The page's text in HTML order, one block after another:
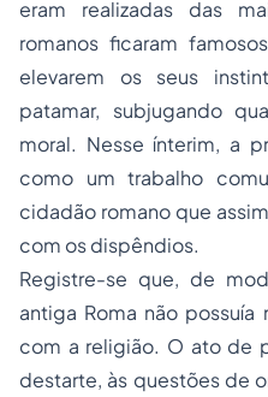
eram realizadas das
romanos ficaram
elevarem os seus
patamar, subjugando
moral. Nesse ínterim, a
como um trabalho
cidadão romano que
com os dispêndios.
Registre-se que, de
antiga Roma não
com a religião. O ato de
destarte, às questões de